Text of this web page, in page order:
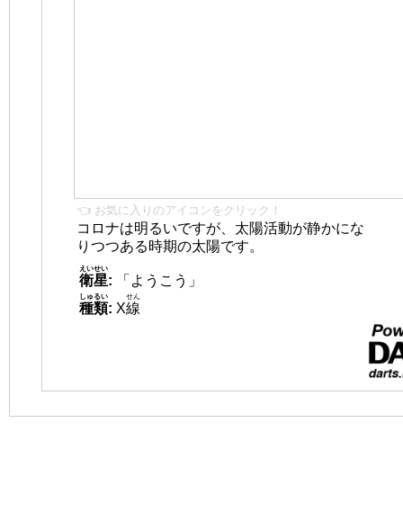
👈 お気に入りのアイコンをクリック！
コロナは明るいですが、太陽活動が静かにな
りつつある時期の太陽です。
衛星
えいせい
:
「ようこう」
種類
しゅるい
: X線
せん